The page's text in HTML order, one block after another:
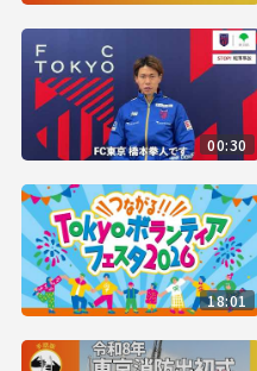
00:30
18:01